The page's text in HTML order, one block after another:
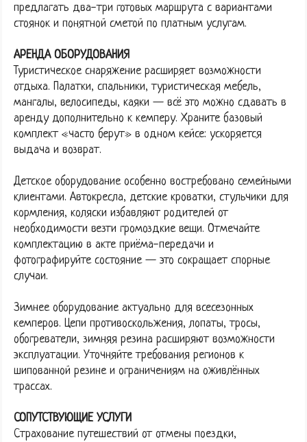
предлагать два-три готовых маршрута с вариантами
стоянок и понятной сметой по платным услугам.
АРЕНДА ОБОРУДОВАНИЯ
Туристическое снаряжение расширяет возможности
отдыха. Палатки, спальники, туристическая мебель,
мангалы, велосипеды, каяки — всё это можно сдавать в
аренду дополнительно к кемперу. Храните базовый
комплект «часто берут» в одном кейсе: ускоряется
выдача и возврат.
Детское оборудование особенно востребовано семейными
клиентами. Автокресла, детские кроватки, стульчики для
кормления, коляски избавляют родителей от
необходимости везти громоздкие вещи. Отмечайте
комплектацию в акте приёма-передачи и
фотографируйте состояние — это сокращает спорные
случаи.
Зимнее оборудование актуально для всесезонных
кемперов. Цепи противоскольжения, лопаты, тросы,
обогреватели, зимняя резина расширяют возможности
эксплуатации. Уточняйте требования регионов к
шипованной резине и ограничениям на оживлённых
трассах.
СОПУТСТВУЮЩИЕ УСЛУГИ
Страхование путешествий от отмены поездки,